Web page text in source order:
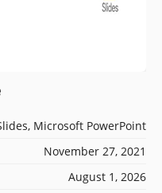
Microsoft PowerPoint
November 27, 2021
August 1, 2026